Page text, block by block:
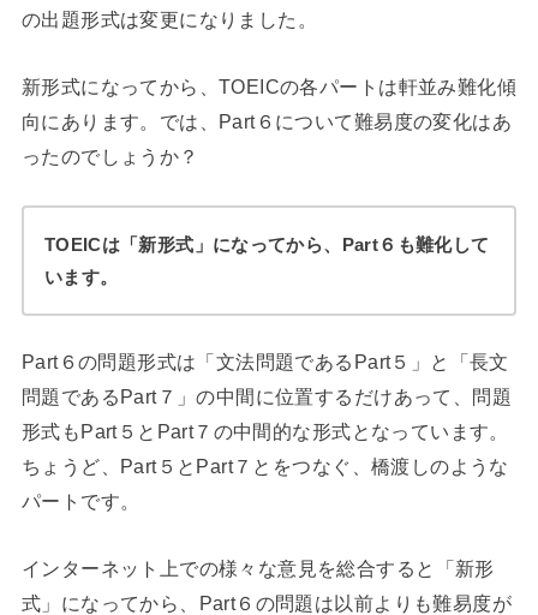
の出題形式は変更になりました。
新形式になってから、TOEICの各パートは軒並み難化傾
向にあります。では、Part６について難易度の変化はあ
ったのでしょうか？
TOEICは「新形式」になってから、Part６も難化して
います。
Part６の問題形式は「文法問題であるPart５」と「長文
問題であるPart７」の中間に位置するだけあって、問題
形式もPart５とPart７の中間的な形式となっています。
ちょうど、Part５とPart７とをつなぐ、橋渡しのような
パートです。
インターネット上での様々な意見を総合すると「新形
式」になってから、Part６の問題は以前よりも難易度が